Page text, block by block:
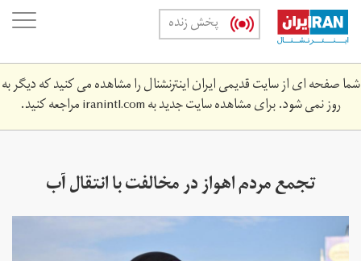
Skip
main
content
پخش زنده
شما صفحه ای از سایت قدیمی ایران اینترنشنال را مشاهده می کنید که دیگر به
روز نمی شود. برای مشاهده سایت جدید بهiranintl.comمراجعه کنید.
تجمع مردم اهواز در مخالفت با انتقال آب
کارون - دی‌ماه ۹۶